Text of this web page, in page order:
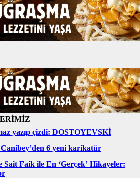
yazıp çizdi: DOSTOYEVSKİ
6 yeni karikatür
Sait Faik ile En ‘Gerçek’ Hikayeler: